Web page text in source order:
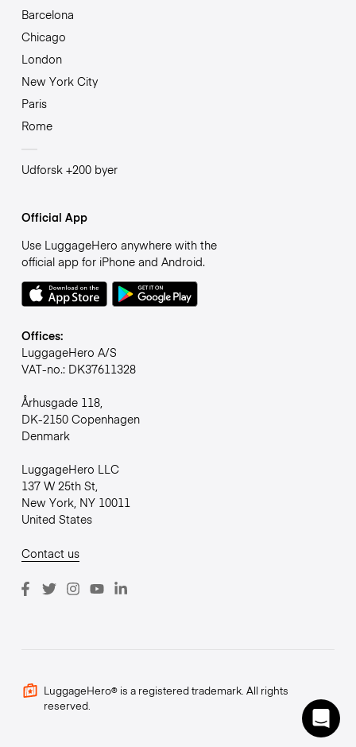
Barcelona
Chicago
London
New York City
Paris
Rome
Udforsk +200 byer
Official App
Use LuggageHero anywhere with the
official app for iPhone and Android.
Offices:
LuggageHero A/S
VAT-no.: DK37611328
Århusgade 118,
DK-2150 Copenhagen
Denmark
LuggageHero LLC
137 W 25th St,
New York, NY 10011
United States
Contact us
LuggageHero® is a registered trademark. All rights
reserved.